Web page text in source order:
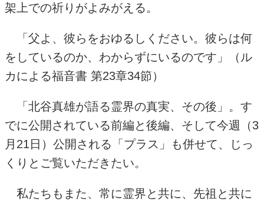
架上での祈りがよみがえる。
「父よ、彼らをおゆるしください。彼らは何
をしているのか、わからずにいるのです」（ル
カによる福音書 第23章34節）
「北谷真雄が語る霊界の真実、その後」。す
でに公開されている前編と後編、そして今週（3
月 21 日）公開される「プラス」も併せて、じっ
くりとご覧いただきたい。
私たちもまた、常に霊界と共に、先祖と共に